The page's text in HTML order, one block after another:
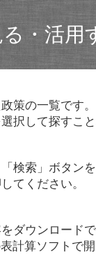
・活用
策の一覧です。
択して探すこと
検索」ボタンを
てください。
ダウンロードで
計算ソフトで